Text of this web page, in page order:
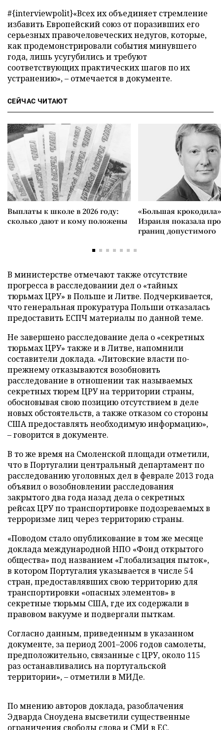
#{interviewpolit}«Всех их объединяет стремление
избавить Европейский союз от поразивших его
серьезных правочеловеческих недугов, которые,
как продемонстрировали события минувшего
года, лишь усугубились и требуют
соответствующих практических шагов по их
устранению»,– отмечается в документе.
СЕЙЧАС ЧИТАЮТ
Выплаты к школе в 2026 году:
сколько дают и кому положены
«Большая
Израиля показала
границ допустимого
В министерстве отмечают также отсутствие
прогресса в расследовании дел о «тайных
тюрьмах ЦРУ» в Польше и Литве. Подчеркивается,
что генеральная прокуратура Польши отказалась
предоставить ЕСПЧ материалы по данной теме.
Не завершено расследование дела о «секретных
тюрьмах ЦРУ» также и в Литве, напомнили
составители доклада. «Литовские власти по-
прежнему отказываются возобновить
расследование в отношении так называемых
секретных тюрем ЦРУ на территории страны,
обосновывая свою позицию отсутствием в деле
новых обстоятельств, а также отказом со стороны
США предоставлять необходимую информацию»,
–говорится в документе.
В то же время на Смоленской площади отметили,
что в Португалии центральный департамент по
расследованию уголовных дел в феврале 2013 года
объявил о возобновлении расследования
закрытого два года назад дела о секретных
рейсах ЦРУ по транспортировке подозреваемых в
терроризме лиц через территорию страны.
«Поводом стало опубликование в том же месяце
доклада международной НПО «Фонд открытого
общества» под названием «Глобализация пыток»,
в котором Португалия указывается в числе 54
стран, предоставлявших свою территорию для
транспортировки «опасных элементов» в
секретные тюрьмы США, где их содержали в
правовом вакууме и подвергали пыткам.
Согласно данным, приведенным в указанном
документе, за период 2001–2006 годов самолеты,
предположительно, связанные с ЦРУ, около 115
раз останавливались на португальской
территории»,– отметили в МИДе.
По мнению авторов доклада, разоблачения
Эдварда Сноудена высветили существенные
ограничения свободы слова и СМИ в ЕС.